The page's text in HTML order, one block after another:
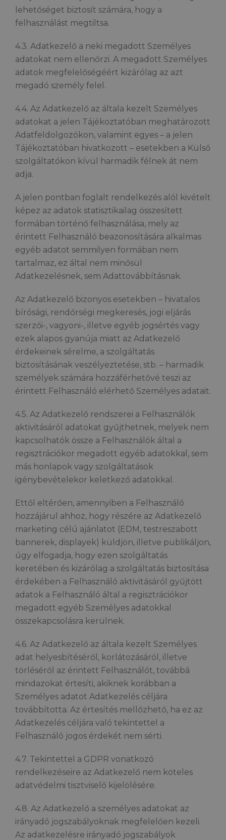
lehetőséget biztosít számára, hogy a
felhasználást megtiltsa.
4.3. Adatkezelő a neki megadott Személyes
adatokat nem ellenőrzi. A megadott Személyes
adatok megfelelőségéért kizárólag az azt
megadó személy felel.
4.4. Az Adatkezelő az általa kezelt Személyes
adatokat a jelen Tájékoztatóban meghatározott
Adatfeldolgozókon, valamint egyes – a jelen
Tájékoztatóban hivatkozott – esetekben a Külső
szolgáltatókon kívül harmadik félnek át nem
adja.
A jelen pontban foglalt rendelkezés alól kivételt
képez az adatok statisztikailag összesített
formában történő felhasználása, mely az
érintett Felhasználó beazonosítására alkalmas
egyéb adatot semmilyen formában nem
tartalmaz, ez által nem minősül
Adatkezelésnek, sem Adattovábbításnak.
Az Adatkezelő bizonyos esetekben – hivatalos
bírósági, rendőrségi megkeresés, jogi eljárás
szerzői-, vagyoni-, illetve egyéb jogsértés vagy
ezek alapos gyanúja miatt az Adatkezelő
érdekeinek sérelme, a szolgáltatás
biztosításának veszélyeztetése, stb. – harmadik
személyek számára hozzáférhetővé teszi az
érintett Felhasználó elérhető Személyes adatait.
4.5. Az Adatkezelő rendszerei a Felhasználók
aktivitásáról adatokat gyűjthetnek, melyek nem
kapcsolhatók össze a Felhasználók által a
regisztrációkor megadott egyéb adatokkal, sem
más honlapok vagy szolgáltatások
igénybevételekor keletkező adatokkal.
Ettől eltérően, amennyiben a Felhasználó
hozzájárul ahhoz, hogy részére az Adatkezelő
marketing célú ajánlatot (EDM, testreszabott
bannerek, displayek) küldjön, illetve publikáljon,
úgy elfogadja, hogy ezen szolgáltatás
keretében és kizárólag a szolgáltatás biztosítása
érdekében a Felhasználó aktivitásáról gyűjtött
adatok a Felhasználó által a regisztrációkor
megadott egyéb Személyes adatokkal
összekapcsolásra kerülnek.
4.6. Az Adatkezelő az általa kezelt Személyes
adat helyesbítéséről, korlátozásáról, illetve
törléséről az érintett Felhasználót, továbbá
mindazokat értesíti, akiknek korábban a
Személyes adatot Adatkezelés céljára
továbbította. Az értesítés mellőzhető, ha ez az
Adatkezelés céljára való tekintettel a
Felhasználó jogos érdekét nem sérti.
4.7. Tekintettel a GDPR vonatkozó
rendelkezéseire az Adatkezelő nem köteles
adatvédelmi tisztviselő kijelölésére.
4.8. Az Adatkezelő a személyes adatokat az
irányadó jogszabályoknak megfelelően kezeli.
Az adatkezelésre irányadó jogszabályok